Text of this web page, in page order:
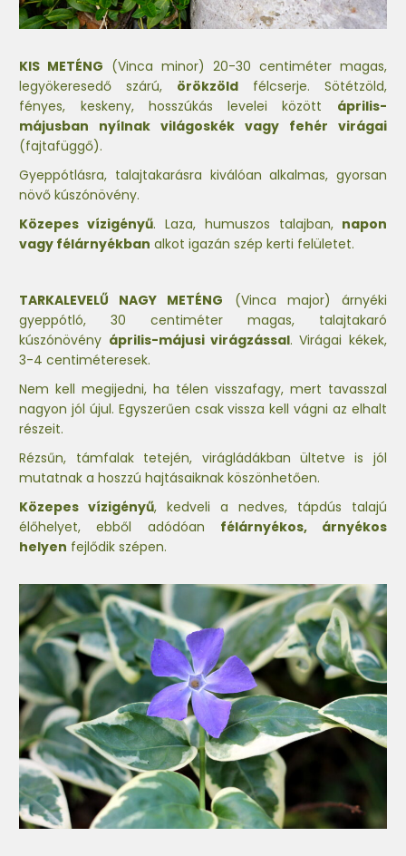
KIS METÉNG (Vinca minor) 20-30 centiméter magas,
legyökeresedő szárú, örökzöld félcserje. Sötétzöld,
fényes, keskeny, hosszúkás levelei között április-
májusban nyílnak világoskék vagy fehér virágai
(fajtafüggő).
Gyeppótlásra, talajtakarásra kiválóan alkalmas, gyorsan
növő kúszónövény.
Közepes vízigényű. Laza, humuszos talajban,napon
vagy félárnyékban alkot igazán szép kerti felületet.
TARKALEVELŰ NAGY METÉNG (Vinca major) árnyéki
gyeppótló, 30 centiméter magas, talajtakaró
kúszónövény április-májusi virágzással. Virágai kékek,
3-4 centiméteresek.
Nem kell megijedni, ha télen visszafagy, mert tavasszal
nagyon jól újul. Egyszerűen csak vissza kell vágni az elhalt
részeit.
Rézsűn, támfalak tetején, virágládákban ültetve is jól
mutatnak a hoszzú hajtásaiknak köszönhetően.
Közepes vízigényű, kedveli a nedves, tápdús talajú
élőhelyet, ebből adódóan félárnyékos, árnyékos
helyen fejlődik szépen.